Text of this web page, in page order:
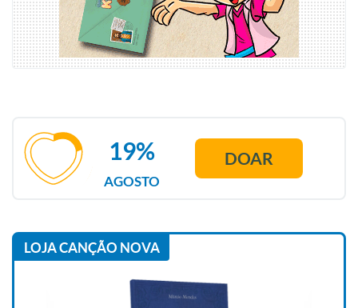
AGOSTO
19% DOAR
LOJA CANÇÃO NOVA